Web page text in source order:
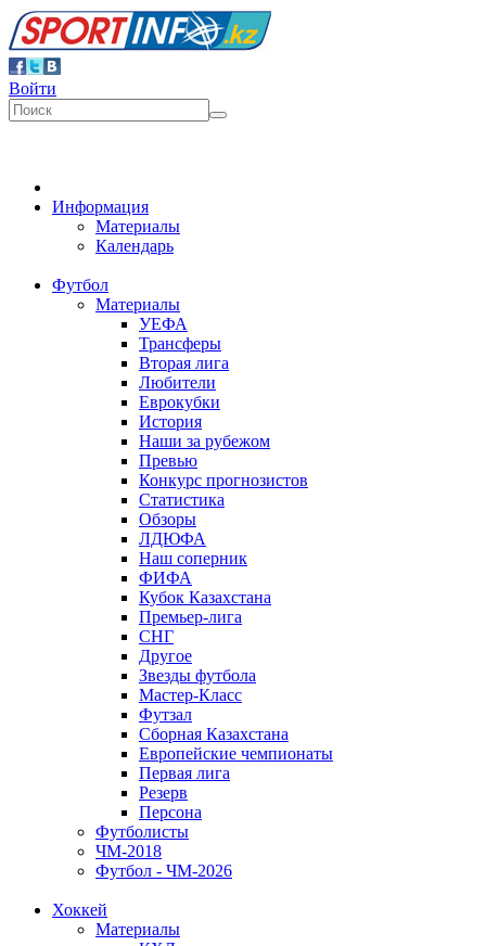
Войти
Информация
Материалы
Календарь
Футбол
Материалы
УЕФА
Трансферы
Вторая лига
Любители
Еврокубки
История
Наши за рубежом
Превью
Конкурс прогнозистов
Статистика
Обзоры
ЛДЮФА
Наш соперник
ФИФА
Кубок Казахстана
Премьер-лига
СНГ
Другое
Звезды футбола
Мастер-Класс
Футзал
Сборная Казахстана
Европейские чемпионаты
Первая лига
Резерв
Персона
Футболисты
ЧМ-2018
Футбол - ЧМ-2026
Хоккей
Материалы